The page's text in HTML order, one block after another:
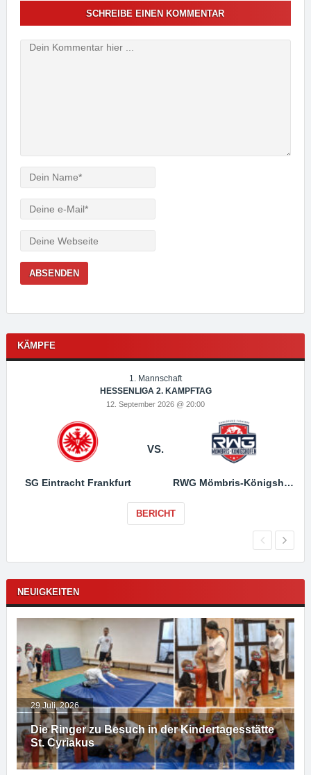
SCHREIBE EINEN KOMMENTAR
Verfasser
Mail
Webseite
KÄMPFE
1. Mannschaft
HESSENLIGA 2. KAMPFTAG
12. September 2026 @ 20:00
SG Eintracht Frankfurt
VS.
RWG Mömbris-Königshofen
BERICHT
NEUIGKEITEN
Die Ringer zu Besuch in der Kindertagesstätte
St. Cyriakus
29 Juli, 2026